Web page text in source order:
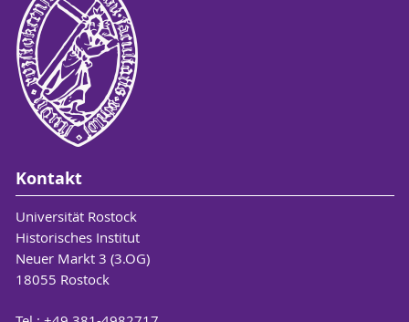
Kontakt
Universität Rostock
Historisches Institut
Neuer Markt 3 (3.OG)
18055 Rostock